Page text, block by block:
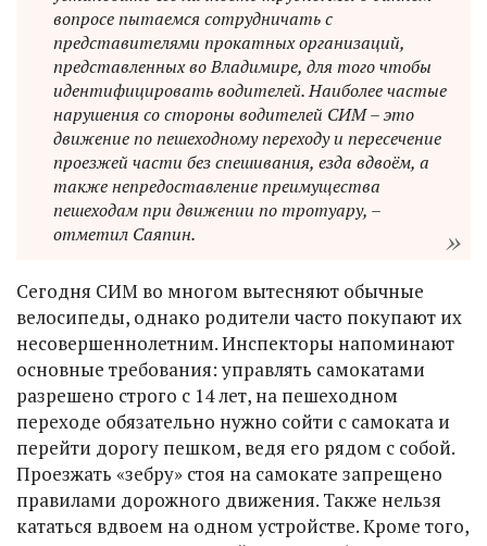
вопросе пытаемся сотрудничать с
представителями прокатных организаций,
представленных во Владимире, для того чтобы
идентифицировать водителей. Наиболее частые
нарушения со стороны водителей СИМ – это
движение по пешеходному переходу и пересечение
проезжей части без спешивания, езда вдвоём, а
также непредоставление преимущества
пешеходам при движении по тротуару, –
отметил Саяпин.
Сегодня СИМ во многом вытесняют обычные
велосипеды, однако родители часто покупают их
несовершеннолетним. Инспекторы напоминают
основные требования: управлять самокатами
разрешено строго с 14 лет, на пешеходном
переходе обязательно нужно сойти с самоката и
перейти дорогу пешком, ведя его рядом с собой.
Проезжать «зебру» стоя на самокате запрещено
правилами дорожного движения. Также нельзя
кататься вдвоем на одном устройстве. Кроме того,